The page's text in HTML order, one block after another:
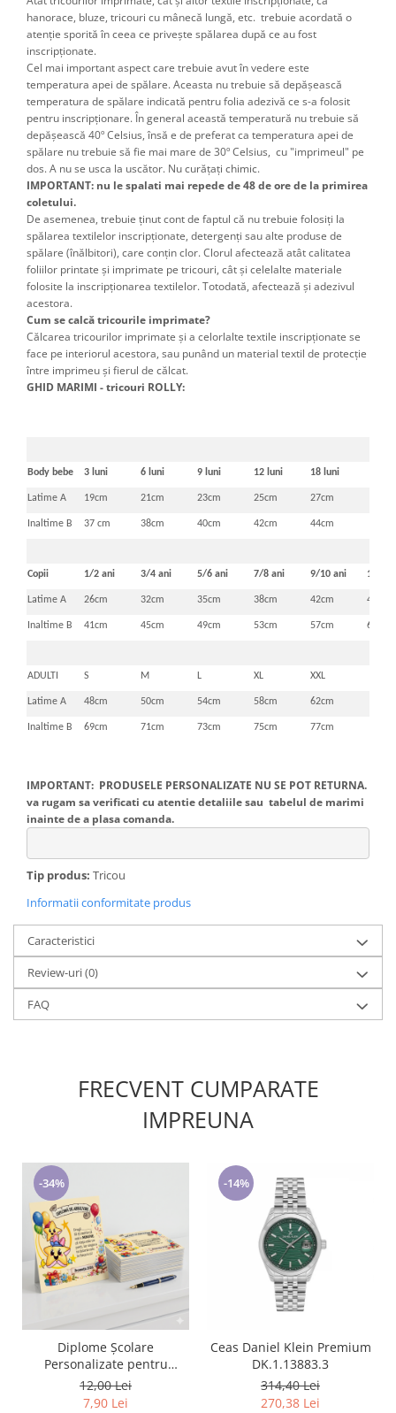
hanorace, bluze, tricouri cu mânecă lungă, etc. trebuie acordată o
atenţie sporită în ceea ce priveşte spălarea după ce au fost
inscripţionate.
Cel mai important aspect care trebuie avut în vedere este
temperatura apei de spălare. Aceasta nu trebuie să depăşească
temperatura de spălare indicată pentru folia adezivă ce s-a folosit
pentru inscripţionare. În general această temperatură nu trebuie să
depăşească 40º Celsius, însă e de preferat ca temperatura apei de
spălare nu trebuie să fie mai mare de 30º Celsius, cu "imprimeul" pe
dos. A nu se usca la uscător. Nu curățați chimic.
IMPORTANT: nu le spalati mai repede de 48 de ore de la primirea
coletului.
De asemenea, trebuie ţinut cont de faptul că nu trebuie folosiţi la
spălarea textilelor inscripţionate, detergenţi sau alte produse de
spălare (înălbitori), care conţin clor. Clorul afectează atât calitatea
foliilor printate şi imprimate pe tricouri, cât şi celelalte materiale
folosite la inscripţionarea textilelor. Totodată, afectează şi adezivul
acestora.
Cum se calcă tricourile imprimate?
Călcarea tricourilor imprimate şi a celorlalte textile inscripţionate se
face pe interiorul acestora, sau punând un material textil de protecţie
între imprimeu şi fierul de călcat.
GHID MARIMI - tricouri ROLLY:
Body bebe 3 luni 6 luni 9 luni 12 luni 18 luni
Latime A 19cm 21cm 23cm 25cm 27cm
Inaltime B 37 cm 38cm 40cm 42cm 44cm
Copii 1/2 ani 3/4 ani 5/6 ani 7/8 ani 9/10 ani 11/12
Latime A 26cm 32cm 35cm 38cm 42cm 46cm
Inaltime B 41cm 45cm 49cm 53cm 57cm 61cm
ADULTI S M L XL XXL
Latime A 48cm 50cm 54cm 58cm 62cm
Inaltime B 69cm 71cm 73cm 75cm 77cm
IMPORTANT: PRODUSELE PERSONALIZATE NU SE POT RETURNA.
va rugam sa verificati cu atentie detaliile sau tabelul de marimi
inainte de a plasa comanda.
Tip produs: Tricou
Informatii conformitate produs
Caracteristici
Review-uri(0)
FAQ
FRECVENT CUMPARATE
IMPREUNA
-34%
Diplome Școlare
Personalizate pentru
Absolventi de scoala sau
gradinita
12,00 Lei
7,90 Lei
-14%
Ceas Daniel Klein Premium
DK.1.13883.3
314,40 Lei
270,38 Lei